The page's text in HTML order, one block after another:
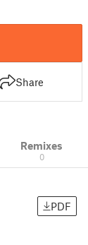
Share
Remixes
0
PDF